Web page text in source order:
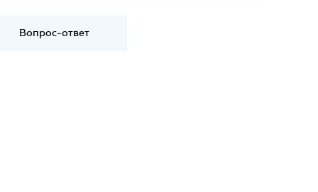
Вопрос-ответ